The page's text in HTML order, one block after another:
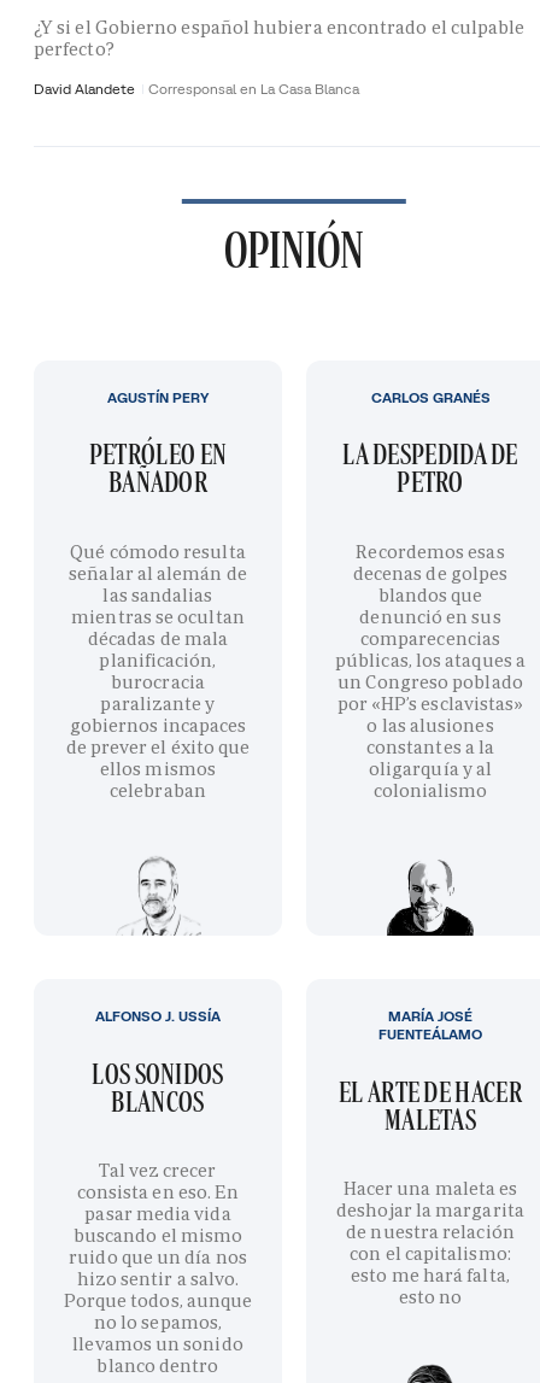
¿Y si el Gobierno español hubiera encontrado el culpable
perfecto?
David Alandete Corresponsal en La Casa Blanca
OPINIÓN
PETRÓLEO EN
BAÑADOR
Qué cómodo resulta
señalar al alemán de
las sandalias
mientras se ocultan
décadas de mala
planificación,
burocracia
paralizante y
gobiernos incapaces
de prever el éxito que
ellos mismos
celebraban
AGUSTÍN PERY
LA DESPEDIDA DE
PETRO
Recordemos esas
decenas de golpes
blandos que
denunció en sus
comparecencias
públicas, los ataques a
un Congreso poblado
por «HP’s esclavistas»
o las alusiones
constantes a la
oligarquía y al
colonialismo
CARLOS GRANÉS
LOS SONIDOS
BLANCOS
Tal vez crecer
consista en eso. En
pasar media vida
buscando el mismo
ruido que un día nos
hizo sentir a salvo.
Porque todos, aunque
no lo sepamos,
llevamos un sonido
blanco dentro
ALFONSO J. USSÍA
EL ARTE DE HACER
MALETAS
Hacer una maleta es
deshojar la margarita
de nuestra relación
con el capitalismo:
esto me hará falta,
esto no
MARÍA JOSÉ
FUENTEÁLAMO